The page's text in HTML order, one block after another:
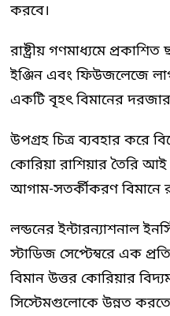
করবে।
রাষ্ট্রীয় গণমাধ্যমে
ইঞ্জিন এবং ফিউজলেজে
একটি বৃহৎ বিমানের
উপগ্রহ চিত্র ব্যবহার করে
কোরিয়া রাশিয়ার তৈরি
আগাম-সতর্কীকরণ বিমানে
লন্ডনের ইন্টারন্যাশনাল
স্টাডিজ সেপ্টেম্বরে এক
বিমান উত্তর কোরিয়ার
সিস্টেমগুলোকে উন্নত